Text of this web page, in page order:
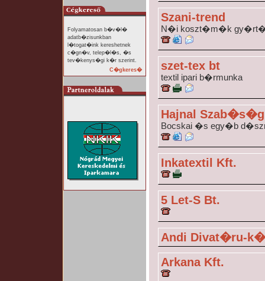
Folyamatosan b�v�l�
adatb�zisunkban
l�togat�ink kereshetnek
c�gn�v, telep�l�s, �s
tev�kenys�gi k�r szerint.
C�gkeres�
Szani-trend
N�i koszt�m�k
szet-tex bt
textil ipari b�rmunka
Hajnal Szab�s�g
Bocskai �s egy�b
Inkatextil Kft.
5 Let-S Bt.
Andi Divat�ru-
Arkana Kft.